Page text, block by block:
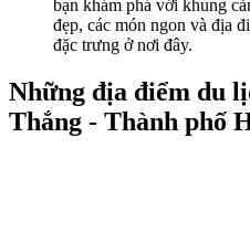
bạn khám phá với khung
đẹp, các món ngon và địa
đặc trưng ở nơi đây.
Những địa điểm du
Thắng - Thành phố